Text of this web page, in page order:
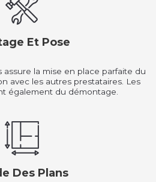
Et Pose
la mise en place parfaite du
avec les autres prestataires. Les
également du démontage.
Des Plans